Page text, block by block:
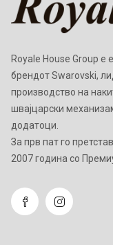
Royale House Group е
брендот Swarovski,
производство на
швајцарски
додатоци.
Зa прв пат го
2007 година со